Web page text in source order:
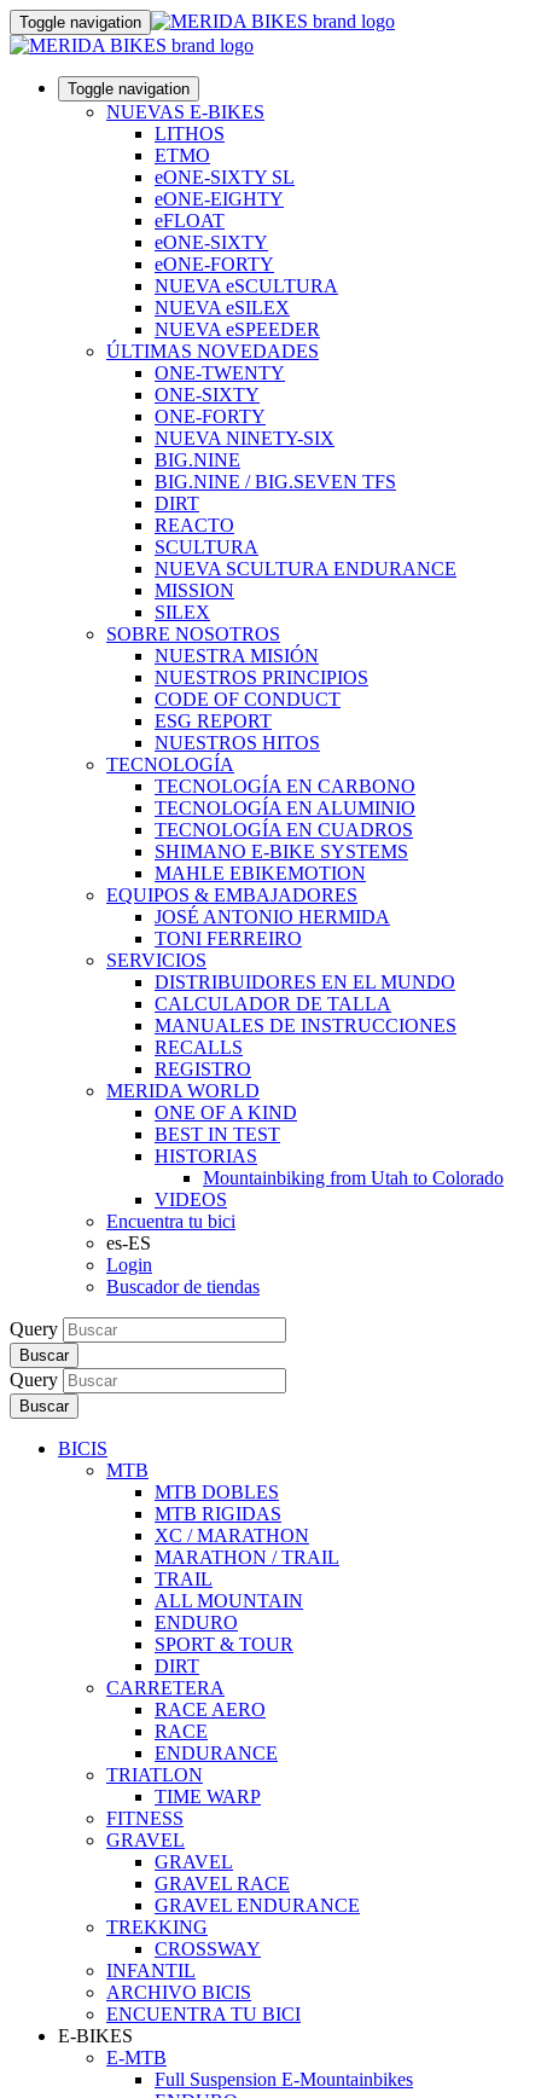
Toggle navigation
Toggle navigation
NUEVAS E-BIKES
LITHOS
ETMO
eONE-SIXTY SL
eONE-EIGHTY
eFLOAT
eONE-SIXTY
eONE-FORTY
NUEVA eSCULTURA
NUEVA eSILEX
NUEVA eSPEEDER
ÚLTIMAS NOVEDADES
ONE-TWENTY
ONE-SIXTY
ONE-FORTY
NUEVA NINETY-SIX
BIG.NINE
BIG.NINE / BIG.SEVEN TFS
DIRT
REACTO
SCULTURA
NUEVA SCULTURA ENDURANCE
MISSION
SILEX
SOBRE NOSOTROS
NUESTRA MISIÓN
NUESTROS PRINCIPIOS
CODE OF CONDUCT
ESG REPORT
NUESTROS HITOS
TECNOLOGÍA
TECNOLOGÍA EN CARBONO
TECNOLOGÍA EN ALUMINIO
TECNOLOGÍA EN CUADROS
SHIMANO E-BIKE SYSTEMS
MAHLE EBIKEMOTION
EQUIPOS & EMBAJADORES
JOSÉ ANTONIO HERMIDA
TONI FERREIRO
SERVICIOS
DISTRIBUIDORES EN EL MUNDO
CALCULADOR DE TALLA
MANUALES DE INSTRUCCIONES
RECALLS
REGISTRO
MERIDA WORLD
ONE OF A KIND
BEST IN TEST
HISTORIAS
Mountainbiking from Utah to Colorado
VIDEOS
Encuentra tu bici
es-ES
Login
Buscador de tiendas
Query
Buscar
Query
Buscar
BICIS
MTB
MTB DOBLES
MTB RIGIDAS
XC / MARATHON
MARATHON / TRAIL
TRAIL
ALL MOUNTAIN
ENDURO
SPORT & TOUR
DIRT
CARRETERA
RACE AERO
RACE
ENDURANCE
TRIATLON
TIME WARP
FITNESS
GRAVEL
GRAVEL
GRAVEL RACE
GRAVEL ENDURANCE
TREKKING
CROSSWAY
INFANTIL
ARCHIVO BICIS
ENCUENTRA TU BICI
E-BIKES
E-MTB
Full Suspension E-Mountainbikes